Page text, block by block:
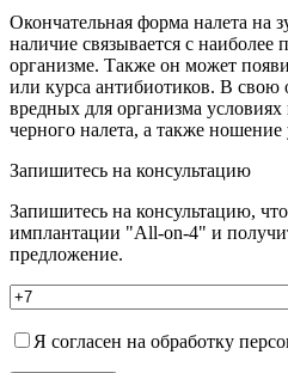
Окончательная форма налета на
наличие связывается с
организме. Также он может
или курса антибиотиков. В свою
вредных для организма
черного налета, а также
Запишитесь на консультацию
Запишитесь на консультацию,
имплантации "All-on-4" и
предложение.
Я согласен на обработку